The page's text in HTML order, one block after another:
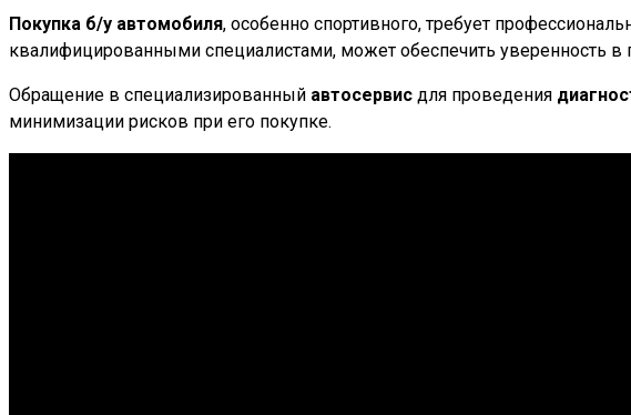
Покупка б/у автомобиля, особенно спортивного, требует
квалифицированными специалистами, может обеспечить уверенность
Обращение в специализированный автосервис для проведения
минимизации рисков при его покупке.